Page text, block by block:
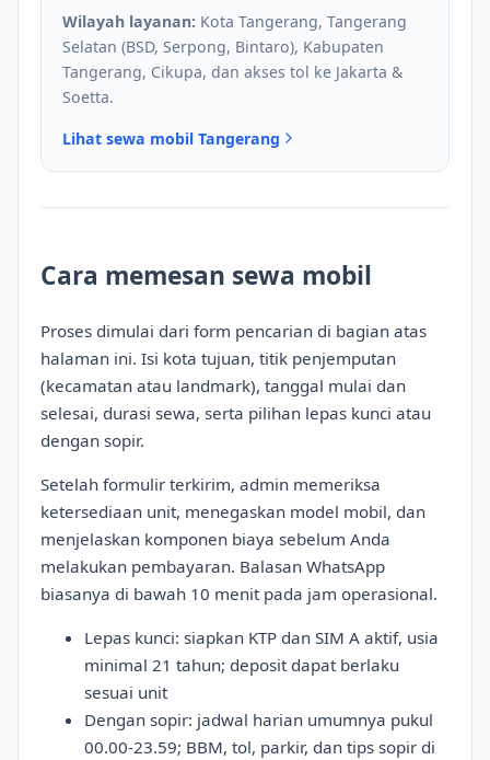
Wilayah layanan: Kota Tangerang, Tangerang
Selatan (BSD, Serpong, Bintaro), Kabupaten
Tangerang, Cikupa, dan akses tol ke Jakarta &
Soetta.
Lihat sewa mobil Tangerang
Cara memesan sewa mobil
Proses dimulai dari form pencarian di bagian atas
halaman ini. Isi kota tujuan, titik penjemputan
(kecamatan atau landmark), tanggal mulai dan
selesai, durasi sewa, serta pilihan lepas kunci atau
dengan sopir.
Setelah formulir terkirim, admin memeriksa
ketersediaan unit, menegaskan model mobil, dan
menjelaskan komponen biaya sebelum Anda
melakukan pembayaran. Balasan WhatsApp
biasanya di bawah 10 menit pada jam operasional.
Lepas kunci: siapkan KTP dan SIM A aktif, usia
minimal 21 tahun; deposit dapat berlaku
sesuai unit
Dengan sopir: jadwal harian umumnya pukul
00.00-23.59; BBM, tol, parkir, dan tips sopir di